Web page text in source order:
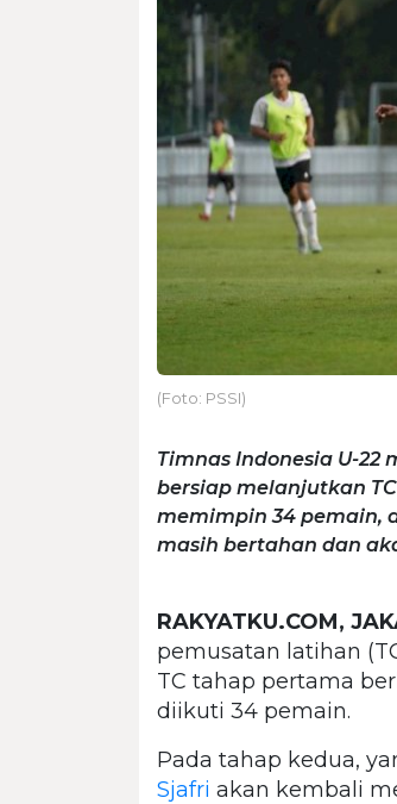
(Foto: PSSI)
Timnas Indonesia U-
bersiap melanjutkan
memimpin 34 pemain,
masih bertahan dan
RAKYATKU.COM,
pemusatan latihan
TC tahap pertama
diikuti 34 pemain.
Pada tahap kedua,
Sjafri akan kembali